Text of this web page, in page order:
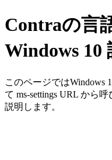
Contraの言
Windows 10
このページではWindows
て ms-settings URL から
説明します。